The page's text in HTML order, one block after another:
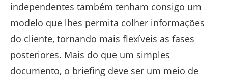
independentes também tenham consigo um
modelo que lhes permita colher informações
do cliente, tornando mais flexíveis as fases
posteriores. Mais do que um simples
documento, o briefing deve ser um meio de